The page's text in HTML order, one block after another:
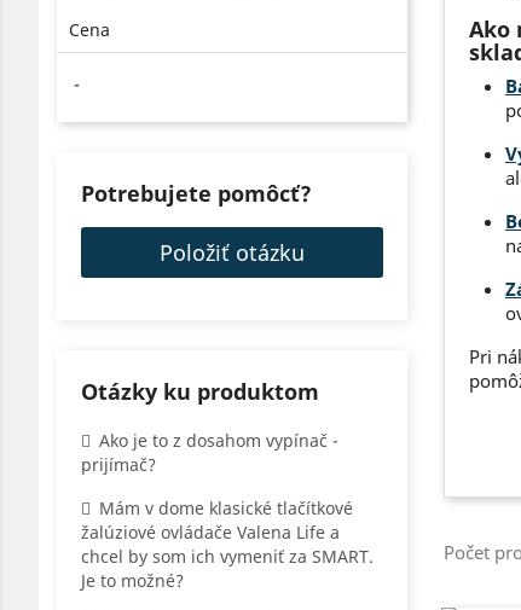
Cena
-
Potrebujete pomôcť?
Položiť otázku
Otázky ku produktom
Ako je to z dosahom vypínač -
prijímač?
Mám v dome klasické tlačítkové
žalúziové ovládače Valena Life a
chcel by som ich vymeniť za SMART.
Je to možné?
Ako
Pri
Počet